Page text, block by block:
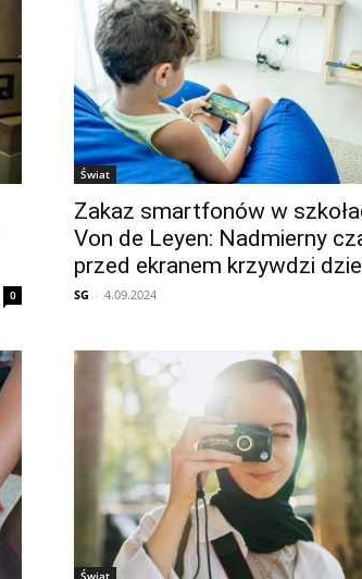
0
Świat
Zakaz smartfonów w
Von de Leyen: Nadmierny
przed ekranem krzywdzi
SG - 4.09.2024
Świat